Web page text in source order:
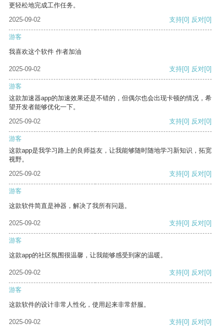
更轻松地完成工作任务。
2025-09-02
支持[0] 反对[0]
游客
我喜欢这个软件 作者加油
2025-09-02 支持[0] 反对[0]
游客
这款加速器app的加速效果还是不错的，但偶尔也会出现卡顿的情况，希
望开发者能够优化一下。
2025-09-02
支持[0] 反对[0]
游客
这款app是我学习路上的良师益友，让我能够随时随地学习新知识，拓宽
视野。
2025-09-02
支持[0] 反对[0]
游客
这款软件简直是神器，解决了我所有问题。
2025-09-02 支持[0] 反对[0]
游客
这款app的社区氛围很温馨，让我能够感受到家的温暖。
2025-09-02 支持[0] 反对[0]
游客
这款软件的设计非常人性化，使用起来非常舒服。
2025-09-02 支持[0] 反对[0]